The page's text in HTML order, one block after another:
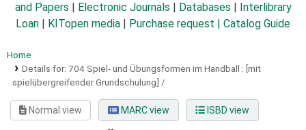
and Papers
Electronic Journals Databases
Interlibrary
Loan
KITopen media Purchase request | Catalog Guide
Home
Details for: 704 Spiel- und Übungsformen im Handball : [mit
spielübergreifender Grundschulung] /
Normal view MARC view ISBD view